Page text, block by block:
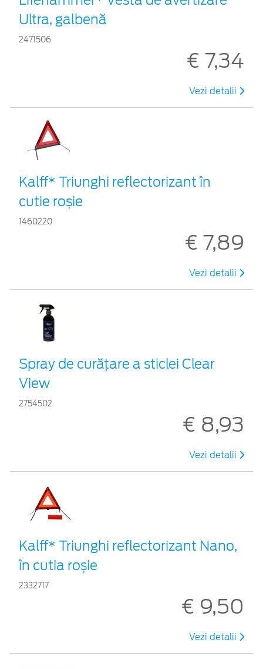
Ultra, galbenă
2471506
€ 7,34
Vezi detalii
Kalff* Triunghi reflectorizant în
cutie roșie
1460220
€ 7,89
Vezi detalii
Spray de curățare a sticlei Clear
View
2754502
€ 8,93
Vezi detalii
Kalff* Triunghi reflectorizant Nano,
în cutia roșie
2332717
€ 9,50
Vezi detalii